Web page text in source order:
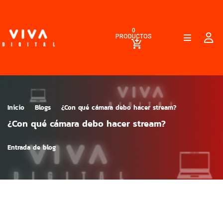
0
PRODUCTOS
Inicio Blogs ¿Con qué cámara debo hacer stream?
¿Con qué cámara debo hacer stream?
Entrada de blog